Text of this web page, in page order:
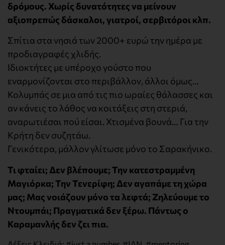
δρόμους. Χωρίς δυνατότητες να μείνουν
αξιοπρεπώς δάσκαλοι, γιατροί, σερβιτόροι κλπ.
Σπίτια στα νησιά των 2000+ ευρώ την ημέρα με
προδιαγραφές χλιδής.
Ιδιοκτήτες με υπέροχο γούστο που
εναρμονίζονται στο περιβάλλον, άλλοι όμως…
Κολυμπάς σε μια από τις πιο ωραίες θάλασσες και
αν κάνεις το λάθος να κοιτάξεις στη στεριά,
αναρωτιέσαι πού είσαι. Χτισμένα βουνά… Για την
Κρήτη δεν συζητάω.
Γενικότερα, μάλλον γλίτωσε μόνο το Σαρακήνικο.
Τι φταίει; Δεν βλέπουμε; Την κατεστραμμένη
Μαγιόρκα; Την Τενερίφη; Δεν αγαπάμε τη χώρα
μας; Μας νοιάζουν μόνο τα λεφτά; Ζηλεύουμε το
Ντουμπάι; Πραγματικά δεν ξέρω. Πάντως ο
Καραμανλής δεν ζει πια.